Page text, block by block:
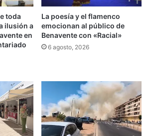
toda
ilusión a
en
La poesía y el flamenco
emocionan al público de
Benavente con «Racial»
6 agosto, 2026